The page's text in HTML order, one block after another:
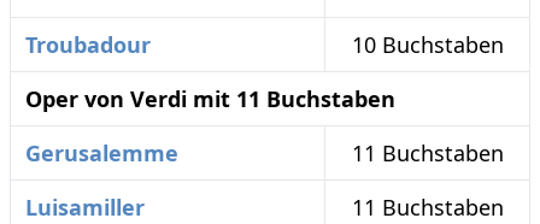
Troubadour
10 Buchstaben
Oper von Verdi mit 11 Buchstaben
Gerusalemme
11 Buchstaben
Luisamiller
11 Buchstaben